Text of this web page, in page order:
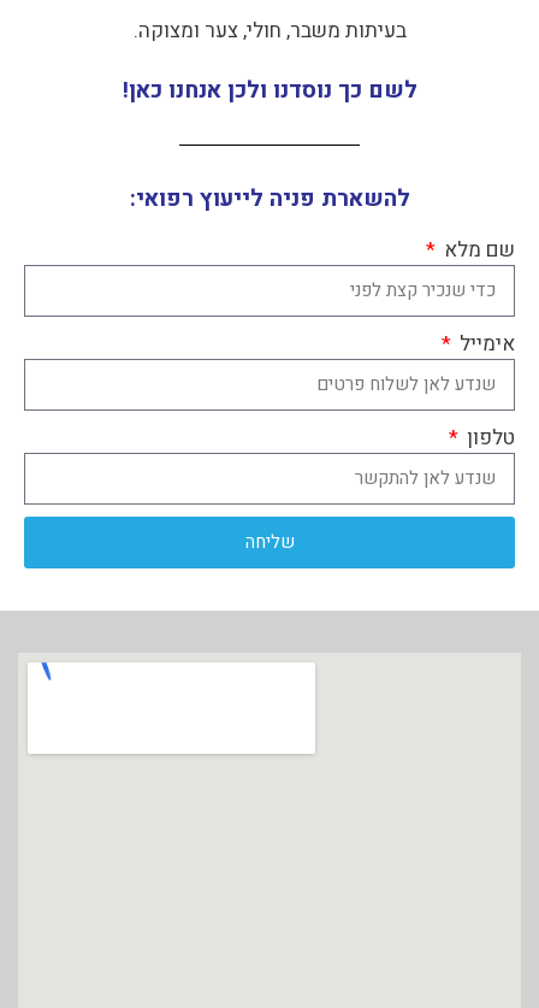
בעיתות משבר, חולי, צער ומצוקה.
לשם כך נוסדנו ולכן אנחנו כאן!
להשארת פניה לייעוץ רפואי:
שם מלא
אימייל
טלפון
שליחה